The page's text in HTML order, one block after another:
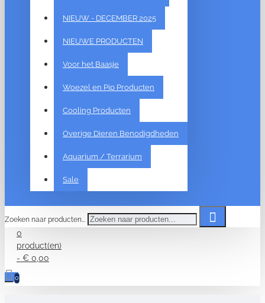
NIEUW - DECEMBER 2025
NIEUWE PRODUCTEN
Voor het Baasje
Woezel en Pip Producten
Cooling Producten
Overige Dieren Benodigdheden
Aquarium / Terrarium
Sale
Zoeken naar producten...
0
product(en)
- € 0,00
0